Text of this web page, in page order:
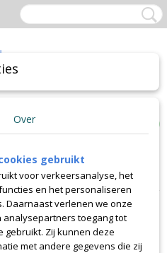
(0)
kranen met sensor
in chroom
Over
gebruikt
voor verkeersanalyse, het
en het personaliseren
Daarnaast verlenen we onze
analysepartners toegang tot
gebruikt. Zij kunnen deze
met andere gegevens die zij